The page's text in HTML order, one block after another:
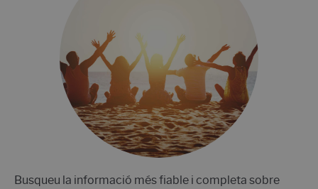
Busqueu la informació més fiable i completa sobre